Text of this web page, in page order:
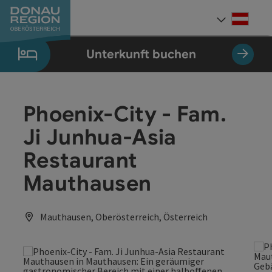
Zum Inhalt
Zur Navigation
Zum Seitenanfang
Zur Kontaktseite
Zum Impressum
Zur Startseite
Unterkunft buchen
Phoenix-City - Fam.
Ji Junhua-Asia
Restaurant
Mauthausen
Mauthausen, Oberösterreich, Österreich